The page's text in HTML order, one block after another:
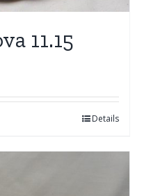
11.15
Details